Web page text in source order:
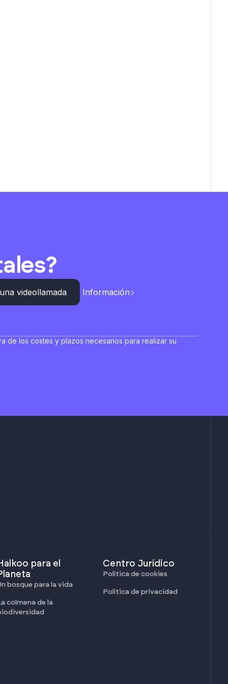
videollamada Información
de los costes y plazos necesarios para realizar su
para el
bosque para la vida
colmena de la
Centro Jurídico
Política de cookies
Política de privacidad